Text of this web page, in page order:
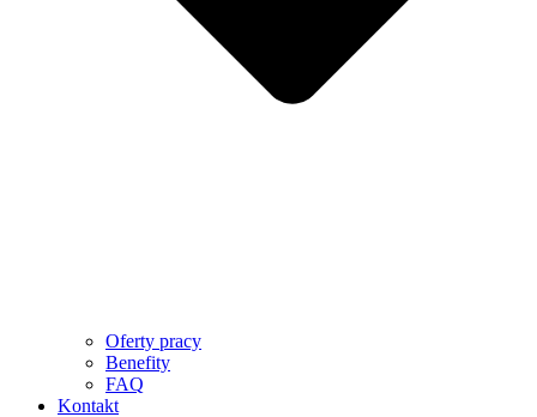
Oferty pracy
Benefity
FAQ
Kontakt